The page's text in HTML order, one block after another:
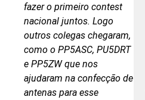
fazer o primeiro contest
nacional juntos. Logo
outros colegas chegaram,
como o PP5ASC, PU5DRT
e PP5ZW que nos
ajudaram na confecção de
antenas para esse